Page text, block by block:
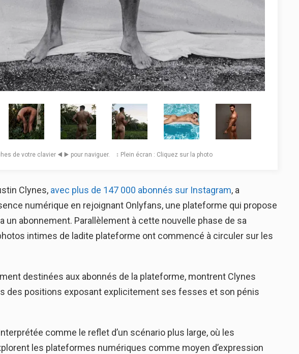
de votre clavier ◀️ ▶️ pour naviguer. ↕️ Plein écran : Cliquez sur la photo
Clynes, avec plus de 147 000 abonnés sur Instagram, a
numérique en rejoignant Onlyfans, une plateforme qui propose
un abonnement. Parallèlement à cette nouvelle phase de sa
intimes de ladite plateforme ont commencé à circuler sur les
destinées aux abonnés de la plateforme, montrent Clynes
des positions exposant explicitement ses fesses et son pénis
comme le reflet d’un scénario plus large, où les
les plateformes numériques comme moyen d’expression